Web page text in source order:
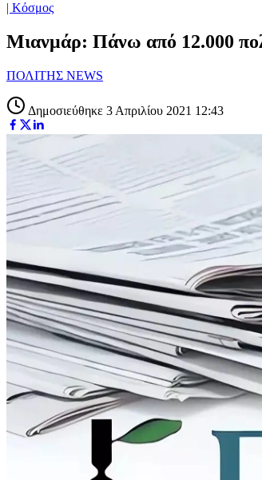
| Κόσμος
Μιανμάρ: Πάνω από 12.000
ΠΟΛΙΤΗΣ NEWS
Δημοσιεύθηκε 3 Απριλίου 2021 12:43